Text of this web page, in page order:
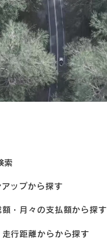
索
アップから探す
額・月々の支払額から探す
行距離からから探す